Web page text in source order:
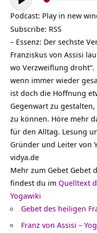
Player
Podcast: Play in new
Subscribe: RSS
– Essenz: Der sechste
Franziskus von Assisi
wo Verzweiflung
wenn immer wieder
ist doch die Hoffnung
Gegenwart zu
zu können. Höre mehr
für den Alltag. Lesung
Gründer und Leiter von
vidya.de
Mehr zum Gebet Gebet
findest du im Quelltext
Yogawiki
Gebet des heiligen
Franz von Assisi –